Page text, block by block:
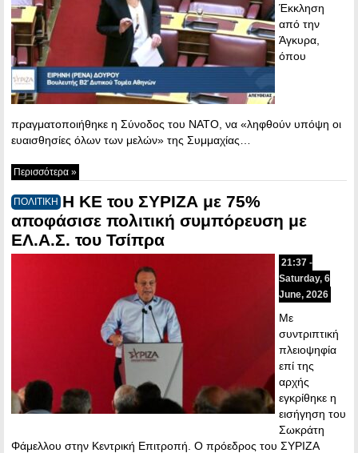
Έκκληση
από την
Άγκυρα,
όπου
πραγματοποιήθηκε η Σύνοδος του ΝΑΤΟ, να «ληφθούν υπόψη οι
ευαισθησίες όλων των μελών» της Συμμαχίας…
Περισσότερα »
ΠΟΛΙΤΙΚΗ Η ΚΕ του ΣΥΡΙΖΑ με 75%
αποφάσισε πολιτική συμπόρευση με
ΕΛ.Α.Σ. του Τσίπρα
21:37 -
Saturday, 6
June, 2026
Με
συντριπτική
πλειοψηφία
επί της
αρχής
εγκρίθηκε η
εισήγηση του
Σωκράτη
Φάμελλου στην Κεντρική Επιτροπή. Ο πρόεδρος του ΣΥΡΙΖΑ